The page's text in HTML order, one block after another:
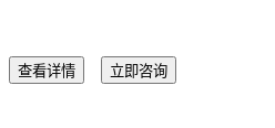
查看详情 立即咨询